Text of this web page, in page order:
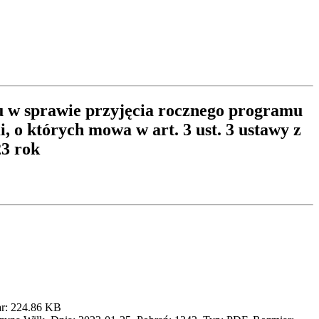
w sprawie przyjęcia rocznego programu
o których mowa w art. 3 ust. 3 ustawy z
rok
224.86 KB